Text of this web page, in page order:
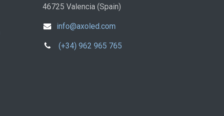
46725 Valencia (Spain)
info@axoled.com
(+34) 962 965 765